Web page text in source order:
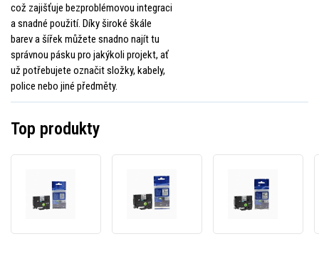
což zajišťuje bezproblémovou integraci
a snadné použití. Díky široké škále
barev a šířek můžete snadno najít tu
správnou pásku pro jakýkoli projekt, ať
už potřebujete označit složky, kabely,
police nebo jiné předměty.
Top produkty
TZ-
TZ-
TZ-